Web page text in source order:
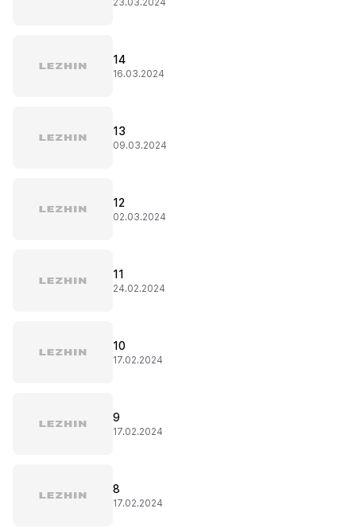
23.03.2024
14
16.03.2024
13
09.03.2024
12
02.03.2024
11
24.02.2024
10
17.02.2024
9
17.02.2024
8
17.02.2024